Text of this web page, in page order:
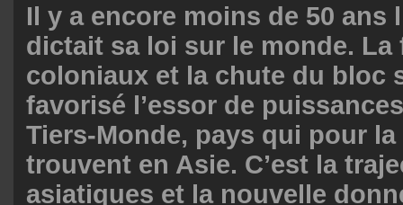
Il y a encore moins de 50 ans
dictait sa loi sur le monde.
coloniaux et la chute du bloc
favorisé l’essor de
Tiers-Monde, pays qui pour
trouvent en Asie. C’est la
asiatiques et la nouvelle